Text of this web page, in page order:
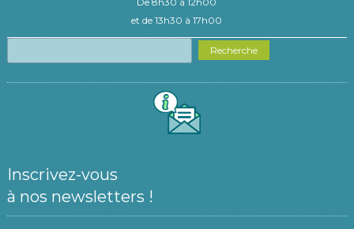
et de 13h30 à 17h00
Recherche
Inscrivez-vous
à nos newsletters !